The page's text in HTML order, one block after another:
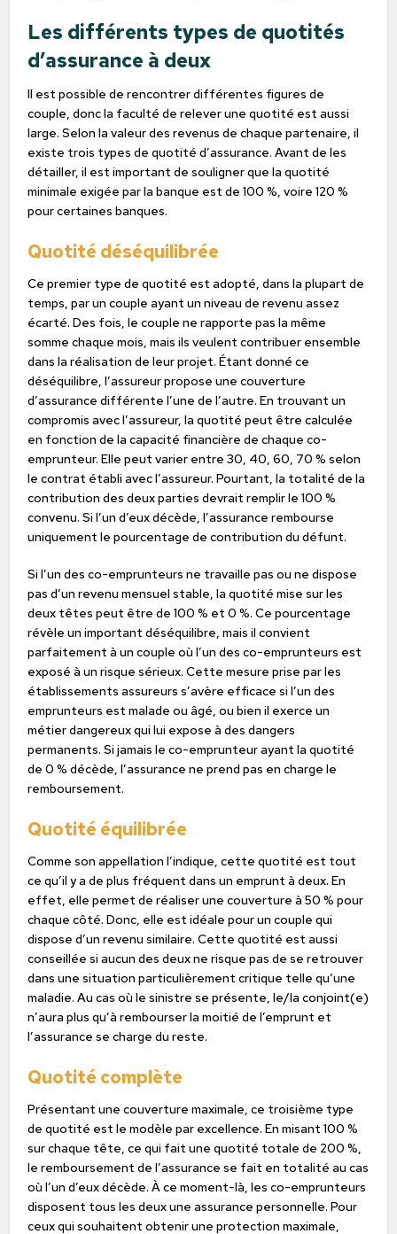
Les différents types de quotités
d’assurance à deux
Il est possible de rencontrer différentes figures de
couple, donc la faculté de relever une quotité est aussi
large. Selon la valeur des revenus de chaque partenaire, il
existe trois types de quotité d’assurance. Avant de les
détailler, il est important de souligner que la quotité
minimale exigée par la banque est de 100 %, voire 120 %
pour certaines banques.
Quotité déséquilibrée
Ce premier type de quotité est adopté, dans la plupart de
temps, par un couple ayant un niveau de revenu assez
écarté. Des fois, le couple ne rapporte pas la même
somme chaque mois, mais ils veulent contribuer ensemble
dans la réalisation de leur projet. Étant donné ce
déséquilibre, l’assureur propose une couverture
d’assurance différente l’une de l’autre. En trouvant un
compromis avec l’assureur, la quotité peut être calculée
en fonction de la capacité financière de chaque co-
emprunteur. Elle peut varier entre 30, 40, 60, 70 % selon
le contrat établi avec l’assureur. Pourtant, la totalité de la
contribution des deux parties devrait remplir le 100 %
convenu. Si l’un d’eux décède, l’assurance rembourse
uniquement le pourcentage de contribution du défunt.
Si l’un des co-emprunteurs ne travaille pas ou ne dispose
pas d’un revenu mensuel stable, la quotité mise sur les
deux têtes peut être de 100 % et 0 %. Ce pourcentage
révèle un important déséquilibre, mais il convient
parfaitement à un couple où l’un des co-emprunteurs est
exposé à un risque sérieux. Cette mesure prise par les
établissements assureurs s’avère efficace si l’un des
emprunteurs est malade ou âgé, ou bien il exerce un
métier dangereux qui lui expose à des dangers
permanents. Si jamais le co-emprunteur ayant la quotité
de 0 % décède, l’assurance ne prend pas en charge le
remboursement.
Quotité équilibrée
Comme son appellation l’indique, cette quotité est tout
ce qu’il y a de plus fréquent dans un emprunt à deux. En
effet, elle permet de réaliser une couverture à 50 % pour
chaque côté. Donc, elle est idéale pour un couple qui
dispose d’un revenu similaire. Cette quotité est aussi
conseillée si aucun des deux ne risque pas de se retrouver
dans une situation particulièrement critique telle qu’une
maladie. Au cas où le sinistre se présente, le/la conjoint(e)
n’aura plus qu’à rembourser la moitié de l’emprunt et
l’assurance se charge du reste.
Quotité complète
Présentant une couverture maximale, ce troisième type
de quotité est le modèle par excellence. En misant 100 %
sur chaque tête, ce qui fait une quotité totale de 200 %,
le remboursement de l’assurance se fait en totalité au cas
où l’un d’eux décède. À ce moment-là, les co-emprunteurs
disposent tous les deux une assurance personnelle. Pour
ceux qui souhaitent obtenir une protection maximale,